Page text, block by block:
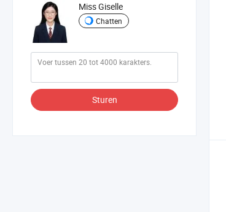
Miss Giselle
Chatten
Sturen